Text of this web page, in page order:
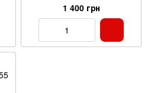
1 400 грн